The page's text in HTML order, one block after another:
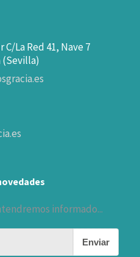
La Red 41, Nave 7
(Sevilla)
informado...
Enviar